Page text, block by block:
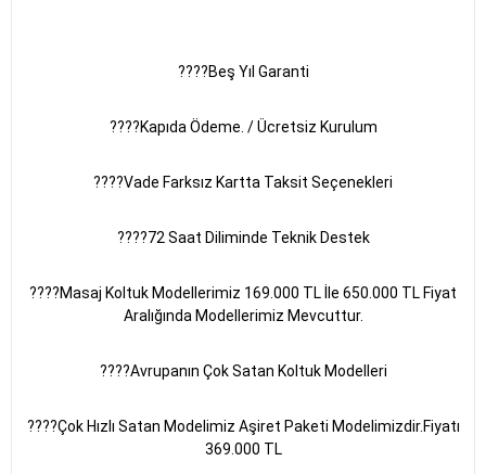
????Beş Yıl Garanti
????Kapıda Ödeme. / Ücretsiz Kurulum
????Vade Farksız Kartta Taksit Seçenekleri
????️72 Saat Diliminde Teknik Destek
????Masaj Koltuk Modellerimiz 169.000 TL İle 650.000 TL Fiyat
Aralığında Modellerimiz Mevcuttur.
????Avrupanın Çok Satan Koltuk Modelleri
????Çok Hızlı Satan Modelimiz Aşiret Paketi Modelimizdir.Fiyatı
369.000 TL